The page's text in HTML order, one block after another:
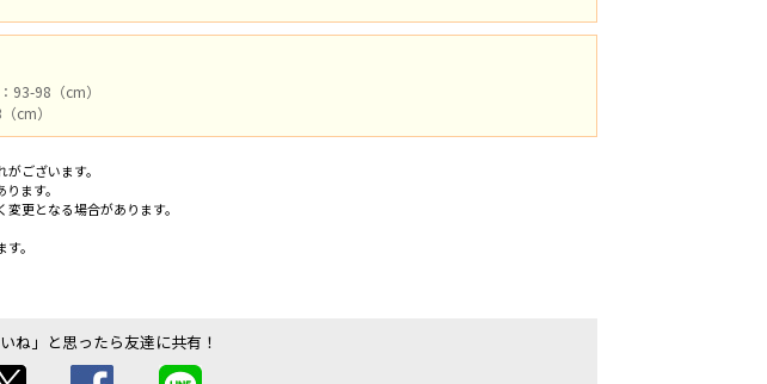
93-98（cm）
cm）
ございます。
ます。
更となる場合があります。
。
いね」と思ったら友達に共有！